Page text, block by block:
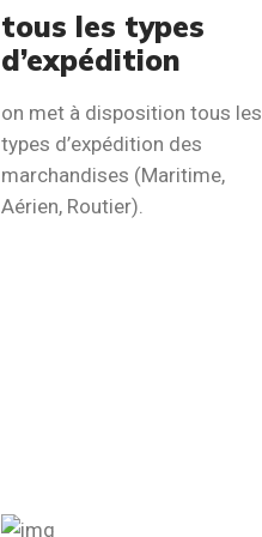
tous les types
d’expédition
on met à disposition tous les
types d’expédition des
marchandises (Maritime,
Aérien, Routier).